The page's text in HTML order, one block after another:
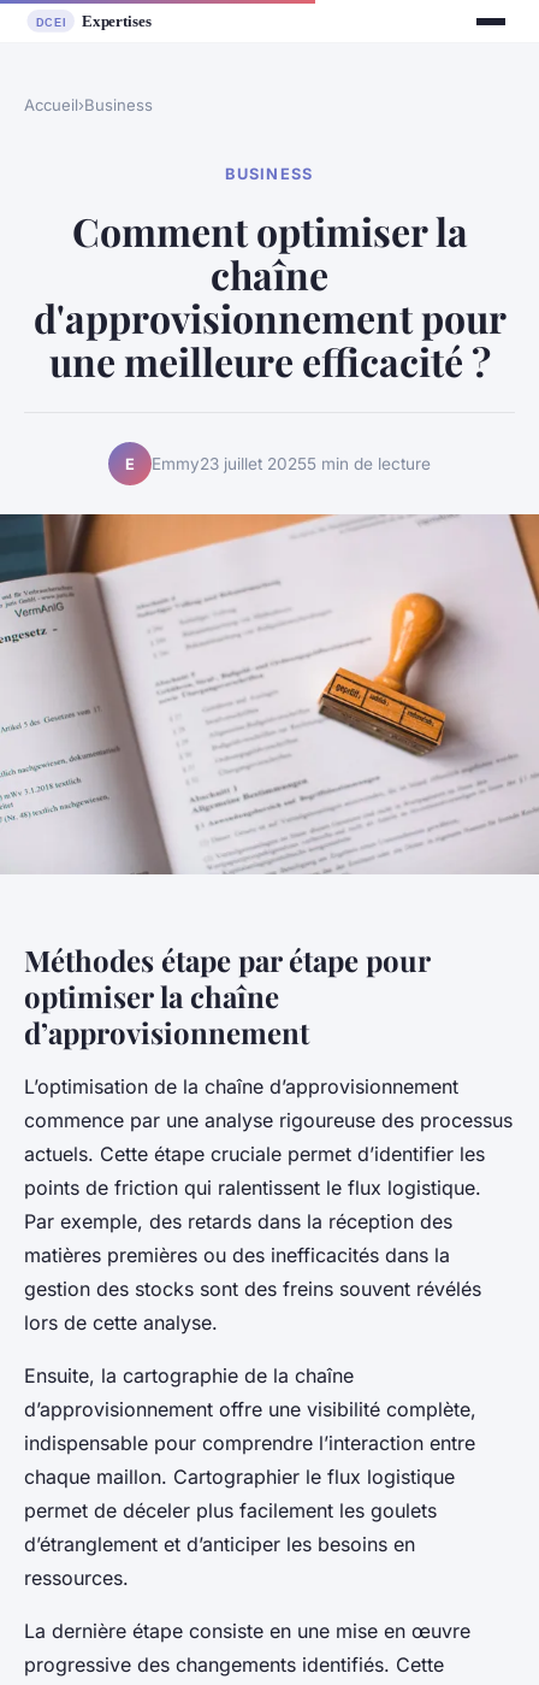
Accueil›Business
BUSINESS
Comment optimiser la
chaîne
d'approvisionnement pour
une meilleure efficacité ?
E Emmy23 juillet 20255 min de lecture
Méthodes étape par étape pour
optimiser la chaîne
d’approvisionnement
L’optimisation de la chaîne d’approvisionnement
commence par une analyse rigoureuse des processus
actuels. Cette étape cruciale permet d’identifier les
points de friction qui ralentissent le flux logistique.
Par exemple, des retards dans la réception des
matières premières ou des inefficacités dans la
gestion des stocks sont des freins souvent révélés
lors de cette analyse.
Ensuite, la cartographie de la chaîne
d’approvisionnement offre une visibilité complète,
indispensable pour comprendre l’interaction entre
chaque maillon. Cartographier le flux logistique
permet de déceler plus facilement les goulets
d’étranglement et d’anticiper les besoins en
ressources.
La dernière étape consiste en une mise en œuvre
progressive des changements identifiés. Cette